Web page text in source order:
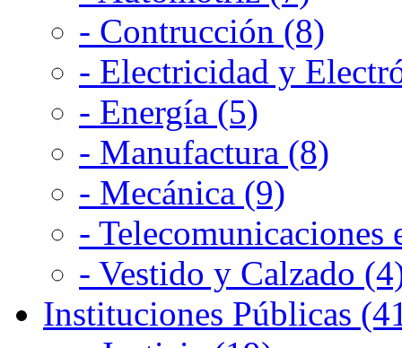
- Contrucción (8)
- Electricidad y
- Energía (5)
- Manufactura (8)
- Mecánica (9)
-
- Vestido y Calzado
Instituciones Públicas